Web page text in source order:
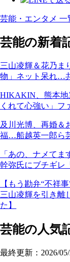
芸能・エンタメ 一
芸能の新着
三山凌輝＆花乃ま
物」ネット呆れ…
HIKAKIN、熊本地
くれて心強い」フ
及川光博、再婚＆
福…船越英一郎ら
「あの、ナメて
幹弥氏にブチギレ
【もう勘弁“不祥
三山凌輝を引き離
た】
芸能の人気
最終更新：2026/